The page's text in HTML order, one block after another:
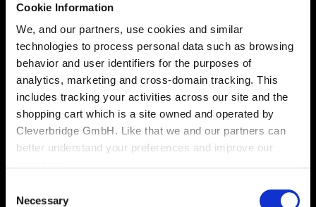
Cookie Information
We, and our partners, use cookies and similar
technologies to process personal data such as browsing
behavior and user identifiers for the purposes of
analytics, marketing and cross-domain tracking. This
includes tracking your activities across our site and the
shopping cart which is a site owned and operated by
Cleverbridge GmbH. Like that we and our partners can
better understand your preferences and improve our
Also, the operator of the shopping cart, Cleverbridge
Selection
Necessary
Segmentos